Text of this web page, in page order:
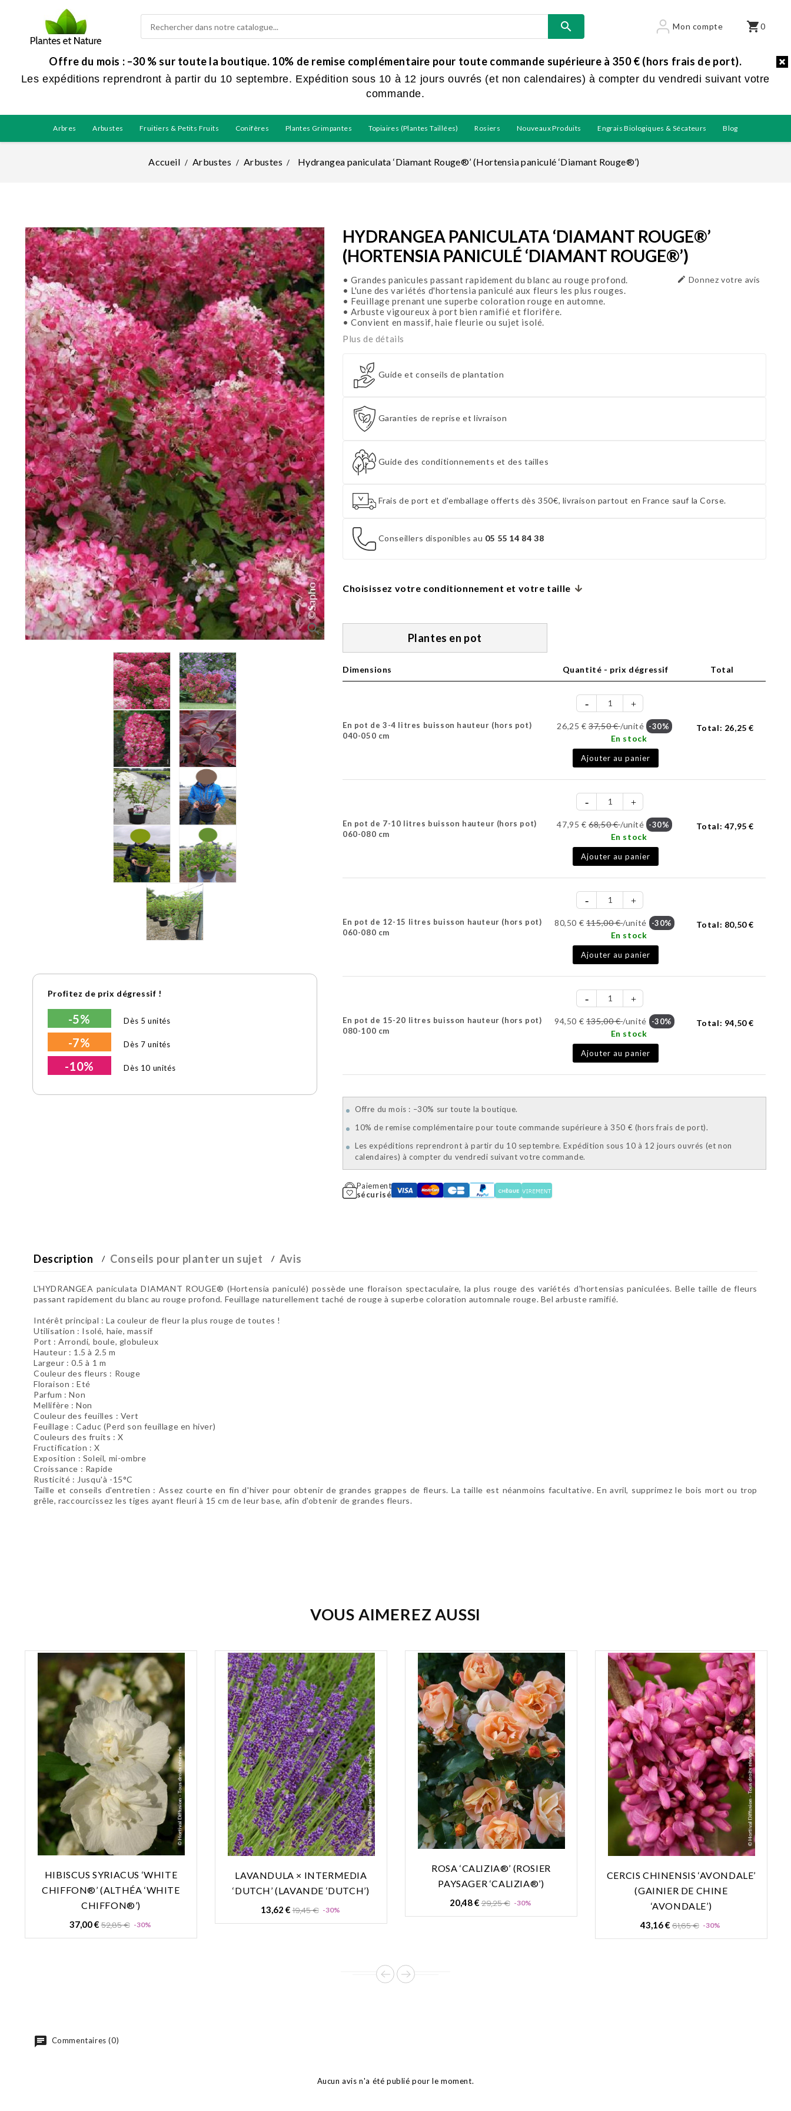
Offre du mois : –30 % sur toute la boutique. 10% de remise complémentaire pour toute commande supérieure à 350 € (hors frais de port).
Les expéditions reprendront à partir du 10 septembre. Expédition sous 10 à 12 jours ouvrés (et non calendaires) à compter du vendredi suivant votre
commande.
 Mon compte shopping_cart0
Arbres Arbustes Fruitiers & Petits Fruits Conifères Plantes Grimpantes Topiaires (plantes Taillées) Rosiers Nouveaux Produits Engrais Biologiques & Sécateurs Blog
Accueil Arbustes Arbustes Hydrangea paniculata ‘Diamant Rouge®’ (Hortensia paniculé ‘Diamant Rouge®’)
search
Profitez de prix dégressif !
-5% Dès 5 unités
-7% Dès 7 unités
-10% Dès 10 unités
HYDRANGEA PANICULATA ‘DIAMANT ROUGE®’
(HORTENSIA PANICULÉ ‘DIAMANT ROUGE®’)
 Donnez votre avis
• Grandes panicules passant rapidement du blanc au rouge profond.
• L'une des variétés d'hortensia paniculé aux fleurs les plus rouges.
• Feuillage prenant une superbe coloration rouge en automne.
• Arbuste vigoureux à port bien ramifié et florifère.
• Convient en massif, haie fleurie ou sujet isolé.
Plus de détails
Guide et conseils de plantation
Garanties de reprise et livraison
Guide des conditionnements et des tailles
Frais de port et d'emballage offerts dès 350€, livraison partout en France sauf la Corse.
Conseillers disponibles au 05 55 14 84 38
Choisissez votre conditionnement et votre taille
Plantes en pot
Dimensions Quantité - prix dégressif Total
En pot de 3-4 litres buisson hauteur (hors pot)
040-050 cm
26,25 €37,50 €/unité -30%
En stock
Ajouter au panier
Total: 26,25 €
En pot de 7-10 litres buisson hauteur (hors pot)
060-080 cm
47,95 €68,50 €/unité -30%
En stock
Ajouter au panier
Total: 47,95 €
En pot de 12-15 litres buisson hauteur (hors pot)
060-080 cm
80,50 € 115,00 €/unité -30%
En stock
Ajouter au panier
Total: 80,50 €
En pot de 15-20 litres buisson hauteur (hors pot)
080-100 cm
94,50 € 135,00 €/unité -30%
En stock
Ajouter au panier
Total: 94,50 €
Offre du mois : –30% sur toute la boutique.
10% de remise complémentaire pour toute commande supérieure à 350 € (hors frais de port).
Les expéditions reprendront à partir du 10 septembre. Expédition sous 10 à 12 jours ouvrés (et non
calendaires) à compter du vendredi suivant votre commande.
Paiement
sécurisé
Description Conseils pour planter un sujet Avis
L'HYDRANGEA paniculata DIAMANT ROUGE® (Hortensia paniculé) possède une floraison spectaculaire, la plus rouge des variétés d'hortensias paniculées. Belle taille de fleurs
passant rapidement du blanc au rouge profond. Feuillage naturellement taché de rouge à superbe coloration automnale rouge. Bel arbuste ramifié.
Intérêt principal : La couleur de fleur la plus rouge de toutes !
Utilisation : Isolé, haie, massif
Port : Arrondi, boule, globuleux
Hauteur : 1.5 à 2.5 m
Largeur : 0.5 à 1 m
Couleur des fleurs : Rouge
Floraison : Eté
Parfum : Non
Mellifère : Non
Couleur des feuilles : Vert
Feuillage : Caduc (Perd son feuillage en hiver)
Couleurs des fruits : X
Fructification : X
Exposition : Soleil, mi-ombre
Croissance : Rapide
Rusticité : Jusqu'à -15°C
Taille et conseils d'entretien : Assez courte en fin d'hiver pour obtenir de grandes grappes de fleurs. La taille est néanmoins facultative. En avril, supprimez le bois mort ou trop
grêle, raccourcissez les tiges ayant fleuri à 15 cm de leur base, afin d'obtenir de grandes fleurs.
VOUS AIMEREZ AUSSI
HIBISCUS SYRIACUS ‘WHITE
CHIFFON®’ (ALTHÉA ‘WHITE
CHIFFON®’)
37,00 €Prix
52,85 € -30%
LAVANDULA × INTERMEDIA
‘DUTCH’ (LAVANDE ‘DUTCH’)
13,62 €Prix
19,45 € -30%
ROSA ‘CALIZIA®’ (ROSIER
PAYSAGER ‘CALIZIA®’)
20,48 €Prix
29,25 € -30%
CERCIS CHINENSIS ‘AVONDALE’
(GAINIER DE CHINE
‘AVONDALE’)
43,16 € Prix
61,65 € -30%
Commentaires (0)
Aucun avis n'a été publié pour le moment.